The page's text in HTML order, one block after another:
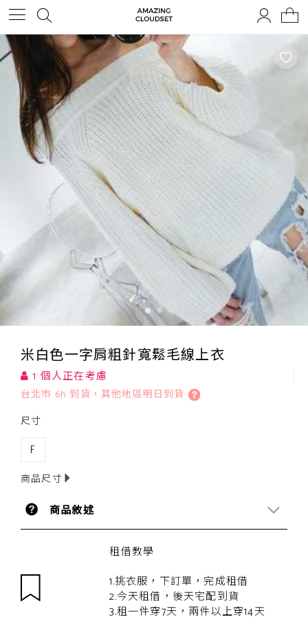
米白色一字肩粗針寬鬆毛線上衣
1 個人正在考慮
台北市 6h 到貨，其他地區明日到貨
尺寸
F
商品尺寸
商品敘述
租借教學
1.挑衣服，下訂單，完成租借
2.今天租借，後天宅配到貨
3.租一件穿7天，兩件以上穿14天